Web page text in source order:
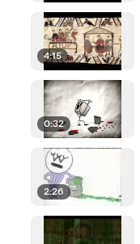
4:15
0:32
2:26